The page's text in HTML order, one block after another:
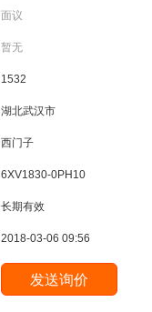
面议
暂无
1532
湖北武汉市
西门子
6XV1830-0PH10
长期有效
2018-03-06 09:56